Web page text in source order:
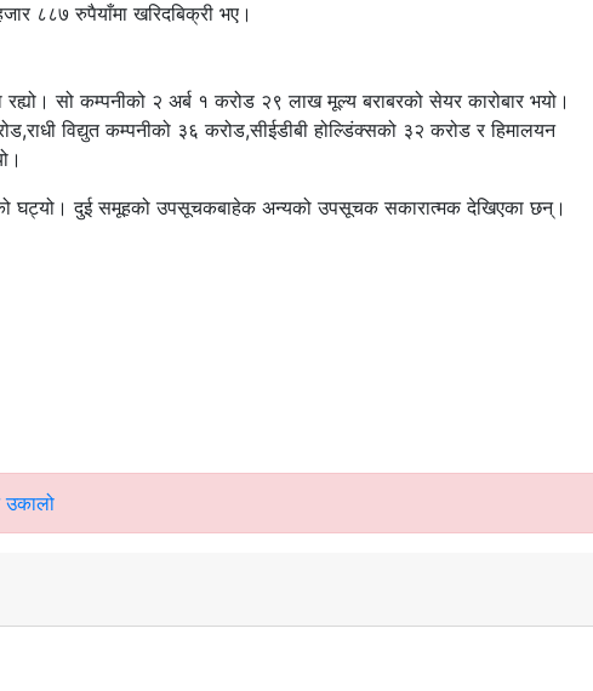
८८७ रुपैयाँमा खरिदबिक्री भए।
रह्यो। सो कम्पनीको २ अर्ब १ करोड २९ लाख मूल्य बराबरको सेयर कारोबार भयो।
विद्युत कम्पनीको ३६ करोड,सीईडीबी होल्डिंक्सको ३२ करोड र हिमालयन
घट्यो। दुई समूहको उपसूचकबाहेक अन्यको उपसूचक सकारात्मक देखिएका छन्।
उकालो